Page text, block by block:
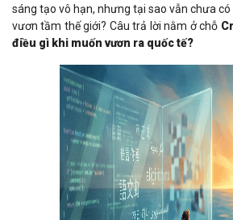
sáng tạo vô hạn, nhưng tại sao vẫn chưa có
vươn tầm thế giới? Câu trả lời nằm ở chỗ
điều gì khi muốn vươn ra quốc tế?